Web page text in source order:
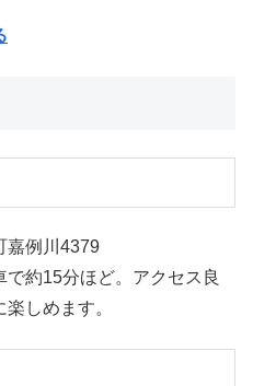
嘉例川4379
で約15分ほど。アクセス良
しめます。